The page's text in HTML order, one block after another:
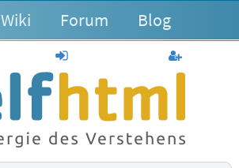
Wiki Forum Blog
anmelden